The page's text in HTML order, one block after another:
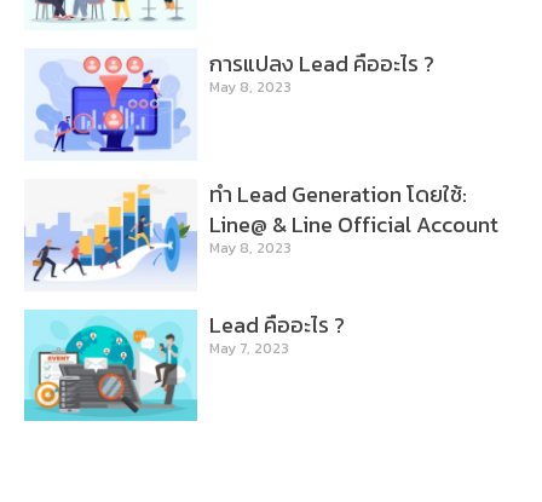
การแปลง Lead คืออะไร ?
May 8, 2023
ทำ Lead Generation โดยใช้:
Line@ & Line Official Account
May 8, 2023
Lead คืออะไร ?
May 7, 2023